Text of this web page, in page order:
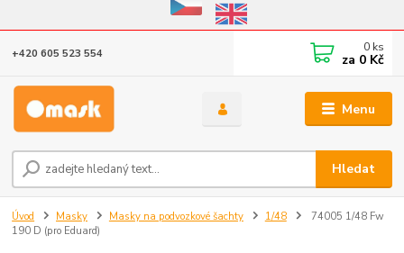
Eshop v provozu do 31.10.2026
Menu
Hledat
+420 605 523 554 0 ks
za 0 Kč
Úvod Masky Masky na podvozkové šachty 1/48
74005 1/48 Fw
190 D (pro Eduard)